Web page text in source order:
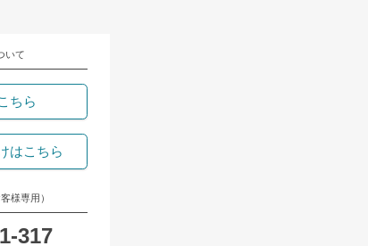
いて
ちら
はこちら
様専用）
317